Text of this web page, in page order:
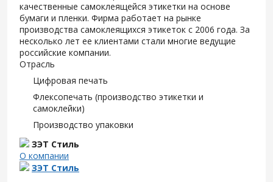
качественные самоклеящейся этикетки на основе
бумаги и пленки. Фирма работает на рынке
производства самоклеящихся этикеток с 2006 года. За
несколько лет ее клиентами стали многие ведущие
российские компании.
Отрасль
Цифровая печать
Флексопечать (производство этикетки и
самоклейки)
Производство упаковки
ЗЭТ Стиль
О компании
ЗЭТ Стиль